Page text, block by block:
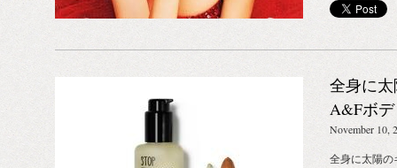
するライフス
ございません
全身に
A&Fボ
フィグ）
THE
November 10,
全身に太陽